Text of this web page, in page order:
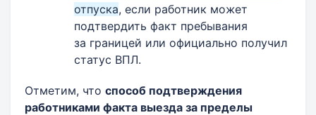
отпуска, если работник может
подтвердить факт пребывания
за границей или официально получил
статус ВПЛ.
Отметим, что способ подтверждения
работниками факта выезда за пределы